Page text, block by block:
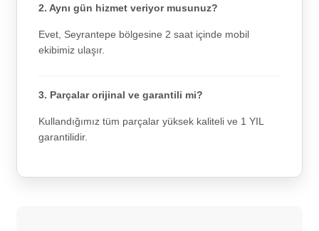
2. Aynı gün hizmet veriyor musunuz?
Evet, Seyrantepe bölgesine 2 saat içinde mobil
ekibimiz ulaşır.
3. Parçalar orijinal ve garantili mi?
Kullandığımız tüm parçalar yüksek kaliteli ve 1 YIL
garantilidir.